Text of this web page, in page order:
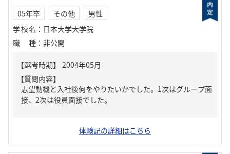
05年卒 その他
男性
学校名 ： 日本大学大学院
職種 ： 非公開
【質問内容】
志望動機と入社後何をやりたいかでした。1次はグループ面
接、2次は役員面接でした。
体験記の詳細はこちら